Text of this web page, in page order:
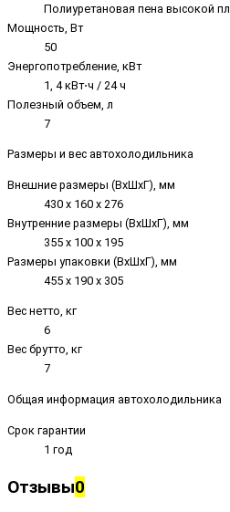
Полиуретановая пена высокой
Мощность, Вт
50
Энергопотребление, кВт
1, 4 кВт⋅ч / 24 ч
Полезный объем, л
7
Размеры и вес автохолодильника
Внешние размеры (ВхШхГ), мм
430 х 160 х 276
Внутренние размеры (ВxШxГ), мм
355 х 100 х 195
Размеры упаковки (ВxШxГ), мм
455 х 190 х 305
Вес нетто, кг
6
Вес брутто, кг
7
Общая информация автохолодильника
Срок гарантии
1 год
Отзывы0